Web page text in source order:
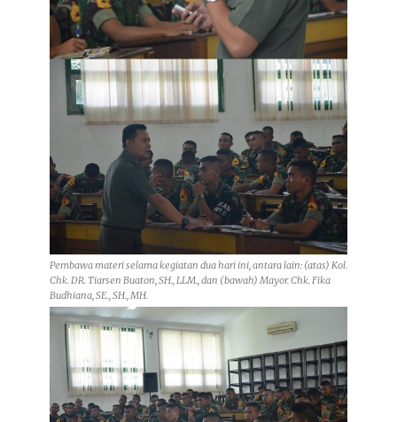
Pembawa materi selama kegiatan dua hari ini, antara lain: (atas) Kol.
Chk. DR. Tiarsen Buaton, SH., LLM., dan (bawah) Mayor. Chk. Fika
Budhiana, SE., SH., MH.